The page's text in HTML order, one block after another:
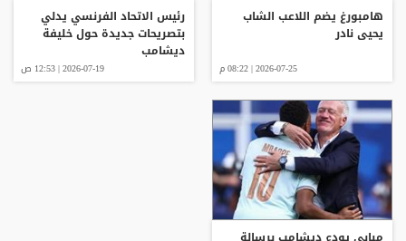
هامبورغ يضم اللاعب الشاب
يحيى نادر
2026-07-25 | 08:22 م
رئيس الاتحاد الفرنسي يدلي
بتصريحات جديدة حول خليفة
ديشامب
2026-07-19 | 12:53 ص
مبابي يودع ديشامب برسالة